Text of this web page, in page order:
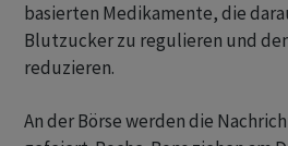
basierten Medikamente, die
Blutzucker zu regulieren und
reduzieren.
An der Börse werden die